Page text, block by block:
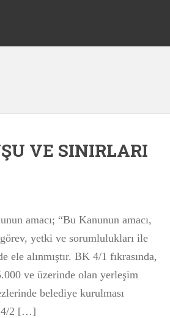
VE SINIRLARI
amacı; “Bu Kanunun amacı,
yetki ve sorumlulukları ile
ele alınmıştır. BK 4/1 fıkrasında,
ve üzerinde olan yerleşim
belediye kurulması
4/2 […]